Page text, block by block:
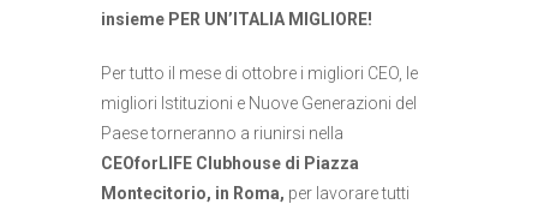
insieme PER UN’ITALIA MIGLIORE!
Per tutto il mese di ottobre i migliori CEO, le
migliori Istituzioni e Nuove Generazioni del
Paese torneranno a riunirsi nella
CEOforLIFE Clubhouse di Piazza
Montecitorio, in Roma, per lavorare tutti